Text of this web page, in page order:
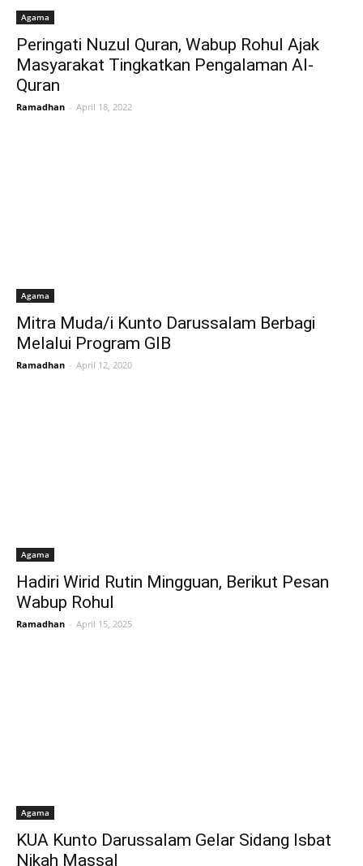
Agama
Peringati Nuzul Quran, Wabup Rohul Ajak
Masyarakat Tingkatkan Pengalaman Al-
Quran
Ramadhan - April 18, 2022
Agama
Mitra Muda/i Kunto Darussalam Berbagi
Melalui Program GIB
Ramadhan - April 12, 2020
Agama
Hadiri Wirid Rutin Mingguan, Berikut Pesan
Wabup Rohul
Ramadhan - April 15, 2025
Agama
KUA Kunto Darussalam Gelar Sidang Isbat
Nikah Massal